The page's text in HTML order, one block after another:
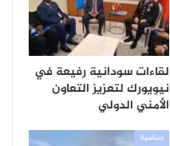
لقاءات سودانية رفيعة في
نيويورك لتعزيز التعاون
الأمني الدولي
سياسية